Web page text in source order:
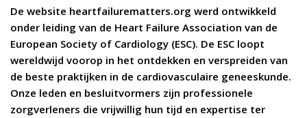
De website heartfailurematters.org werd ontwikkeld
onder leiding van de Heart Failure Association van de
European Society of Cardiology (ESC). De ESC loopt
wereldwijd voorop in het ontdekken en verspreiden van
de beste praktijken in de cardiovasculaire geneeskunde.
Onze leden en besluitvormers zijn professionele
zorgverleners die vrijwillig hun tijd en expertise ter